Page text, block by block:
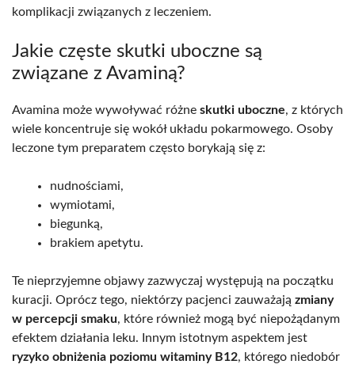
komplikacji związanych z leczeniem.
Jakie częste skutki uboczne są
związane z Avaminą?
Avamina może wywoływać różne skutki uboczne, z których
wiele koncentruje się wokół układu pokarmowego. Osoby
leczone tym preparatem często borykają się z:
nudnościami,
wymiotami,
biegunką,
brakiem apetytu.
Te nieprzyjemne objawy zazwyczaj występują na początku
kuracji. Oprócz tego, niektórzy pacjenci zauważają zmiany
w percepcji smaku, które również mogą być niepożądanym
efektem działania leku. Innym istotnym aspektem jest
ryzyko obniżenia poziomu witaminy B12, którego niedobór